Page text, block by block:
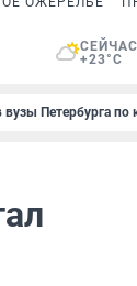
СЕЙЧАС
+23°C
вузы Петербурга по